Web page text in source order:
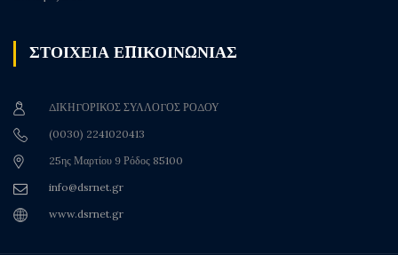
ΣΤΟΙΧΕΙΑ ΕΠΙΚΟΙΝΩΝΙΑΣ
ΔΙΚΗΓΟΡΙΚΟΣ ΣΥΛΛΟΓΟΣ ΡΟΔΟΥ
(0030) 2241020413
25ης Μαρτίου 9 Ρόδος 85100
info@dsrnet.gr
www.dsrnet.gr